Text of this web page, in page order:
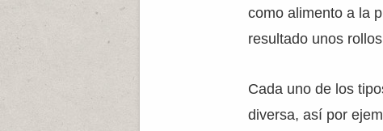
como alimento a la
resultado unos
Cada uno de los
diversa, así por